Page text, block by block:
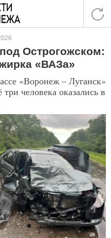
Острогожском:
«ВАЗа»
«Воронеж – Луганск»
человека оказались в